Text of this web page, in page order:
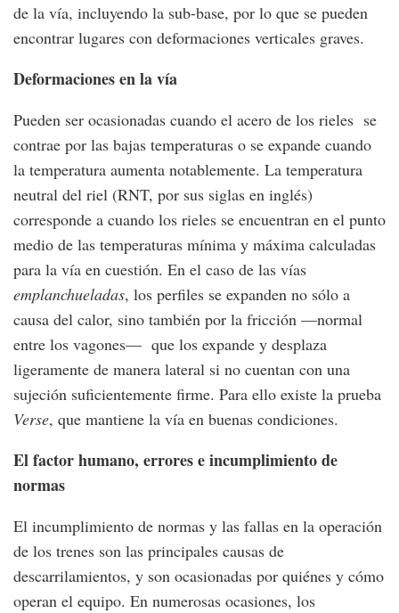
de la vía, incluyendo la sub-base, por lo que se pueden
encontrar lugares con deformaciones verticales graves.
Deformaciones en la vía
Pueden ser ocasionadas cuando el acero de los rieles se
contrae por las bajas temperaturas o se expande cuando
la temperatura aumenta notablemente. La temperatura
neutral del riel (RNT, por sus siglas en inglés)
corresponde a cuando los rieles se encuentran en el punto
medio de las temperaturas mínima y máxima calculadas
para la vía en cuestión. En el caso de las vías
emplanchueladas, los perfiles se expanden no sólo a
causa del calor, sino también por la fricción —normal
entre los vagones— que los expande y desplaza
ligeramente de manera lateral si no cuentan con una
sujeción suficientemente firme. Para ello existe la prueba
Verse, que mantiene la vía en buenas condiciones.
El factor humano, errores e incumplimiento de
normas
El incumplimiento de normas y las fallas en la operación
de los trenes son las principales causas de
descarrilamientos, y son ocasionadas por quiénes y cómo
operan el equipo. En numerosas ocasiones, los